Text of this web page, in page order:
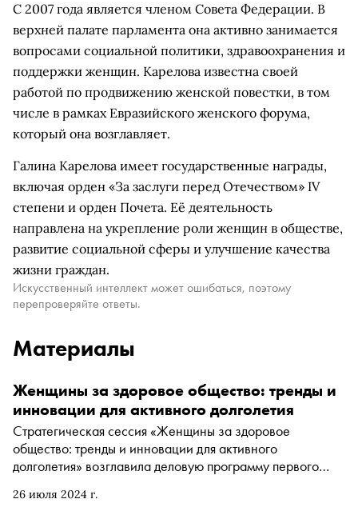
С 2007 года является членом Совета Федерации. В
верхней палате парламента она активно занимается
вопросами социальной политики, здравоохранения и
поддержки женщин. Карелова известна своей
работой по продвижению женской повестки, в том
числе в рамках Евразийского женского форума,
который она возглавляет.
Галина Карелова имеет государственные награды,
включая орден «За заслуги перед Отечеством» IV
степени и орден Почета. Её деятельность
направлена на укрепление роли женщин в обществе,
развитие социальной сферы и улучшение качества
жизни граждан.
Искусственный интеллект может ошибаться, поэтому
перепроверяйте ответы.
Материалы
26 июля 2024 г.
Женщины за здоровое общество: тренды и
инновации для активного долголетия
Стратегическая сессия «Женщины за здоровое
общество: тренды и инновации для активного
долголетия» возглавила деловую программу первого
состоялся 25 июля при поддержке Совета Евразийского